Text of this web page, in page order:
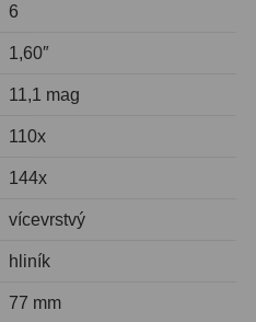
6
1,60″
11,1 mag
110x
144x
vícevrstvý
hliník
77 mm